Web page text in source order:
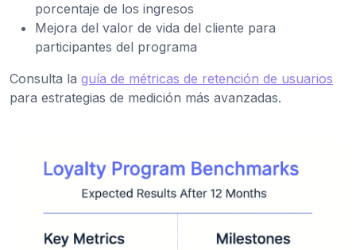
porcentaje de los ingresos
Mejora del valor de vida del cliente para
participantes del programa
Consulta la guía de métricas de retención de usuarios
para estrategias de medición más avanzadas.